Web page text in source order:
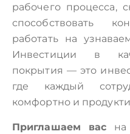
рабочего процесса,
способствовать
работать на
Инвестиции в
покрытия — это
где каждый
комфортно и
Приглашаем вас на